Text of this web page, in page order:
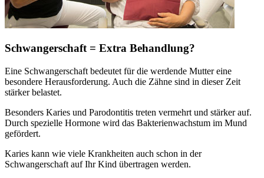
Schwangerschaft = Extra Behandlung?
Eine Schwangerschaft bedeutet für die werdende Mutter eine
besondere Herausforderung. Auch die Zähne sind in dieser Zeit
stärker belastet.
Besonders Karies und Parodontitis treten vermehrt und stärker auf.
Durch spezielle Hormone wird das Bakterienwachstum im Mund
gefördert.
Karies kann wie viele Krankheiten auch schon in der
Schwangerschaft auf Ihr Kind übertragen werden.